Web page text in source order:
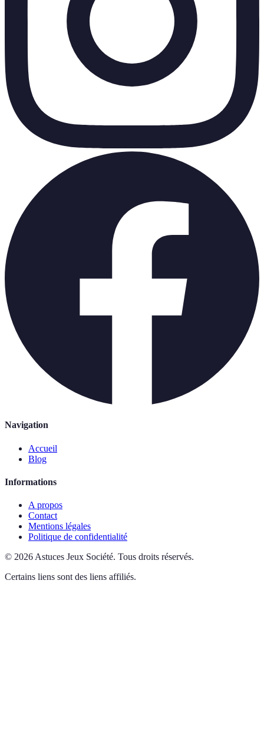
Navigation
Accueil
Blog
Informations
A propos
Contact
Mentions légales
Politique de confidentialité
© 2026 Astuces Jeux Société. Tous droits réservés.
Certains liens sont des liens affiliés.